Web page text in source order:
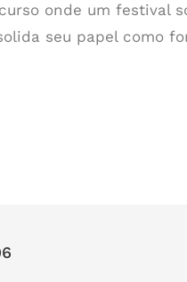
onde um festival
seu papel como